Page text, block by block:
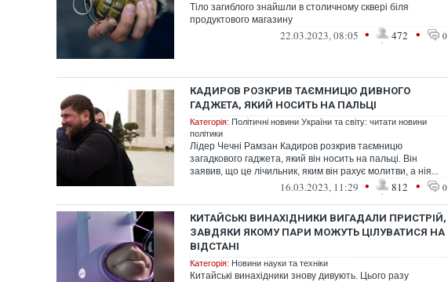
Тіло загиблого знайшли в столичному сквері біля
продуктового магазину
22.03.2023, 08:05 • 472 • 0
КАДИРОВ РОЗКРИВ ТАЄМНИЦЮ ДИВНОГО
ГАДЖЕТА, ЯКИЙ НОСИТЬ НА ПАЛЬЦІ
Категорія: Політичні новини України та світу: читати новини
політики
Лідер Чечні Рамзан Кадиров розкрив таємницю
загадкового гаджета, який він носить на пальці. Він
заявив, що це лічильник, яким він рахує молитви, а нія...
16.03.2023, 11:29 • 812 • 0
КИТАЙСЬКІ ВИНАХІДНИКИ ВИГАДАЛИ ПРИСТРІЙ,
ЗАВДЯКИ ЯКОМУ ПАРИ МОЖУТЬ ЦІЛУВАТИСЯ НА
ВІДСТАНІ
Категорія: Новини науки та техніки
Китайські винахідники знову дивують. Цього разу